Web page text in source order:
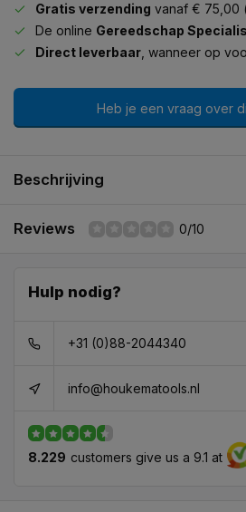
Gratis verzending vanaf € 75,00
De online Gereedschap
Direct leverbaar , wanneer op
Heb je een vraag over
Beschrijving
Reviews 0/10
Hulp nodig?
+31 (0)88-2044340
info@houkematools.nl
8.229 customers give us a 9.1 at